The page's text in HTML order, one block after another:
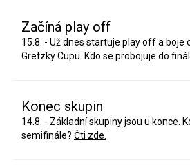
Začíná play off
15.8. - Už dnes startuje play off a boje
Gretzky Cupu. Kdo se probojuje do
Konec skupin
14.8. - Základní skupiny jsou u konce.
semifinále? Čti zde.